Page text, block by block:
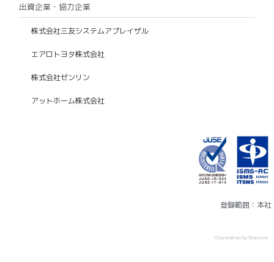
出資企業・協力企業
株式会社三友システムアプレイザル
エアロトヨタ株式会社
株式会社ゼンリン
アットホーム株式会社
登録範囲：本社
Illustration by Storyset